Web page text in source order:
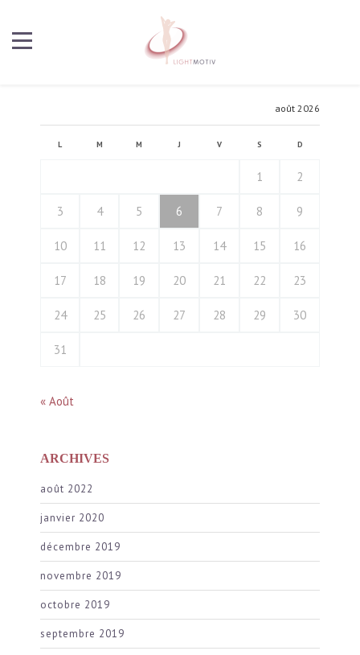
août 2026
L M M J V S D
1 2
3 4 5 6 7 8 9
10 11 12 13 14 15 16
17 18 19 20 21 22 23
24 25 26 27 28 29 30
31
« Août
ARCHIVES
août 2022
janvier 2020
décembre 2019
novembre 2019
octobre 2019
septembre 2019